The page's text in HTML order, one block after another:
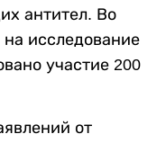
антител. Во
исследование
участие 200
от